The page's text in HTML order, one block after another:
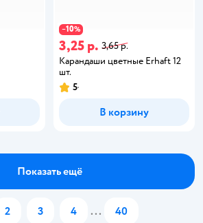
−10%
3,25 р. 3,65 р.
Карандаши цветные Erhaft 12
шт.
5
В корзину
Показать ещё
2 3 4 ... 40